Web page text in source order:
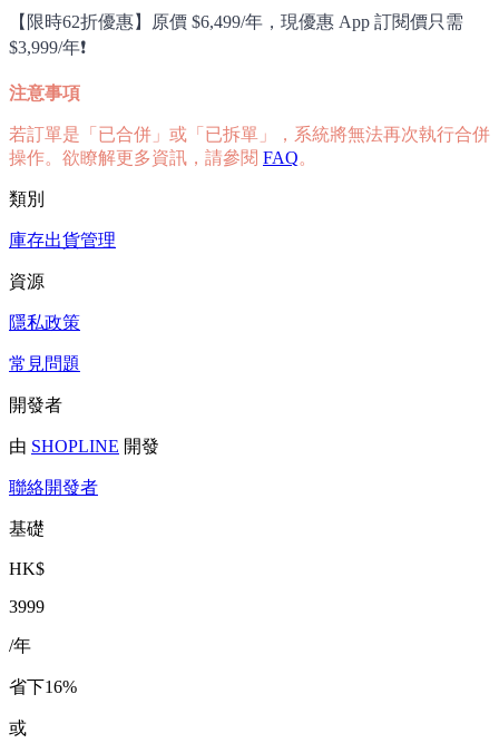
【限時62折優惠】原價 $6,499/年，現優惠 App 訂閱價只需
$3,999/年❗
注意事項
若訂單是「已合併」或「已拆單」，系統將無法再次執行合併
操作。欲瞭解更多資訊，請參閱 FAQ。
類別
庫存出貨管理
資源
隱私政策
常見問題
開發者
由 SHOPLINE 開發
聯絡開發者
基礎
HK$
3999
/年
省下16%
或